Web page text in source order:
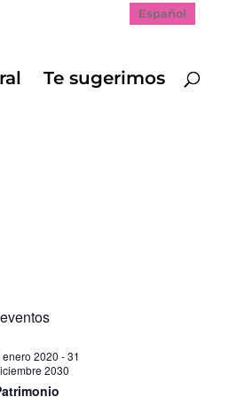
Español
Te sugerimos
enero 2020 -31
2030